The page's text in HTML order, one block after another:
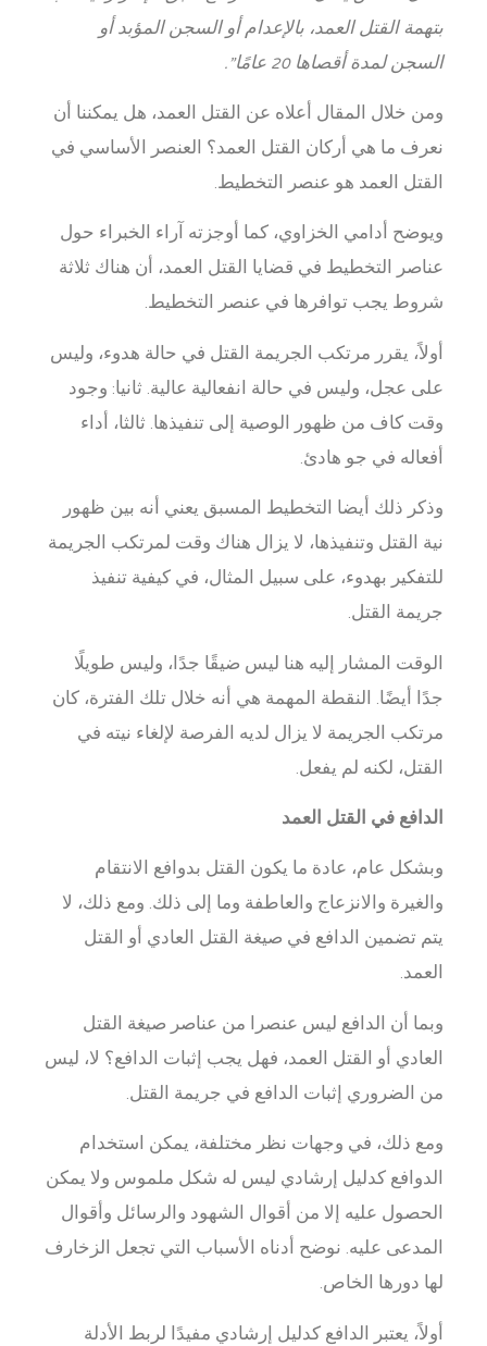
بتهمة القتل العمد، بالإعدام أو السجن المؤبد أو
السجن لمدة أقصاها 20 عامًا”.
ومن خلال المقال أعلاه عن القتل العمد، هل يمكننا أن
نعرف ما هي أركان القتل العمد؟ العنصر الأساسي في
القتل العمد هو عنصر التخطيط.
ويوضح أدامي الخزاوي، كما أوجزته آراء الخبراء حول
عناصر التخطيط في قضايا القتل العمد، أن هناك ثلاثة
شروط يجب توافرها في عنصر التخطيط.
أولاً، يقرر مرتكب الجريمة القتل في حالة هدوء، وليس
على عجل، وليس في حالة انفعالية عالية. ثانيا: وجود
وقت كاف من ظهور الوصية إلى تنفيذها. ثالثا، أداء
أفعاله في جو هادئ.
وذكر ذلك أيضا التخطيط المسبق يعني أنه بين ظهور
نية القتل وتنفيذها، لا يزال هناك وقت لمرتكب الجريمة
للتفكير بهدوء، على سبيل المثال، في كيفية تنفيذ
جريمة القتل.
الوقت المشار إليه هنا ليس ضيقًا جدًا، وليس طويلًا
جدًا أيضًا. النقطة المهمة هي أنه خلال تلك الفترة، كان
مرتكب الجريمة لا يزال لديه الفرصة لإلغاء نيته في
القتل، لكنه لم يفعل.
الدافع في القتل العمد
وبشكل عام، عادة ما يكون القتل بدوافع الانتقام
والغيرة والانزعاج والعاطفة وما إلى ذلك. ومع ذلك، لا
يتم تضمين الدافع في صيغة القتل العادي أو القتل
العمد.
وبما أن الدافع ليس عنصرا من عناصر صيغة القتل
العادي أو القتل العمد، فهل يجب إثبات الدافع؟ لا، ليس
من الضروري إثبات الدافع في جريمة القتل.
ومع ذلك، في وجهات نظر مختلفة، يمكن استخدام
الدوافع كدليل إرشادي ليس له شكل ملموس ولا يمكن
الحصول عليه إلا من أقوال الشهود والرسائل وأقوال
المدعى عليه. نوضح أدناه الأسباب التي تجعل الزخارف
لها دورها الخاص.
أولاً، يعتبر الدافع كدليل إرشادي مفيدًا لربط الأدلة